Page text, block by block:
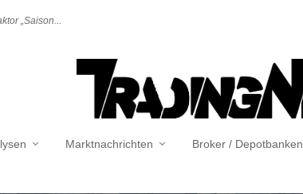
„Saison...
Marktnachrichten Broker / Depotbanken